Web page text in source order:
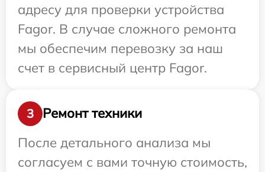
адресу для проверки устройства
Fagor. В случае сложного ремонта
мы обеспечим перевозку за наш
счет в сервисный центр Fagor.
3
Ремонт техники
После детального анализа мы
согласуем с вами точную стоимость,